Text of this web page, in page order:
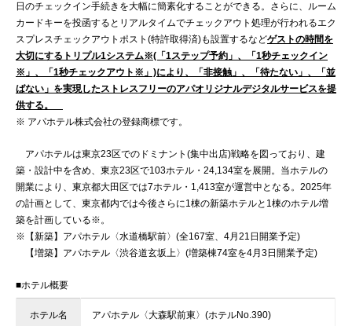
日のチェックイン手続きを大幅に簡素化することができる。さらに、ルーム
カードキーを投函するとリアルタイムでチェックアウト処理が行われるエク
スプレスチェックアウトポスト(特許取得済)も設置するなどゲストの時間を
大切にするトリプル1システム※(「1ステップ予約」、「1秒チェックイン
※」、「1秒チェックアウト※」)により、「非接触」、「待たない」、「並
ばない」を実現したストレスフリーのアパオリジナルデジタルサービスを提
供する。
※ アパホテル株式会社の登録商標です。
アパホテルは東京23区でのドミナント(集中出店)戦略を図っており、建
築・設計中を含め、東京23区で103ホテル・24,134室を展開。当ホテルの
開業により、東京都大田区では7ホテル・1,413室が運営中となる。2025年
の計画として、東京都内では今後さらに1棟の新築ホテルと1棟のホテル増
築を計画している※。
※【新築】アパホテル〈水道橋駅前〉(全167室、4月21日開業予定)
【増築】アパホテル〈渋谷道玄坂上〉(増築棟74室を4月3日開業予定)
■ホテル概要
ホテル名 アパホテル〈大森駅前東〉(ホテルNo.390)